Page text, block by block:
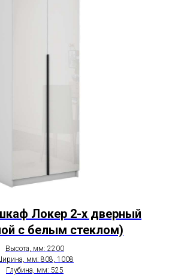
Локер 2-х дверный
с белым стеклом)
Высота, мм: 2200
мм: 808, 1008
Глубина, мм: 525